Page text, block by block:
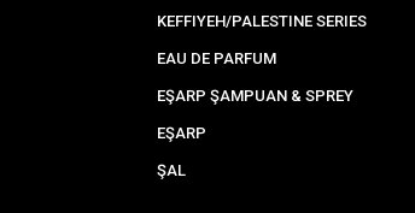
KEFFIYEH/PALESTINE SERIES
EAU DE PARFUM
EŞARP ŞAMPUAN & SPREY
EŞARP
ŞAL